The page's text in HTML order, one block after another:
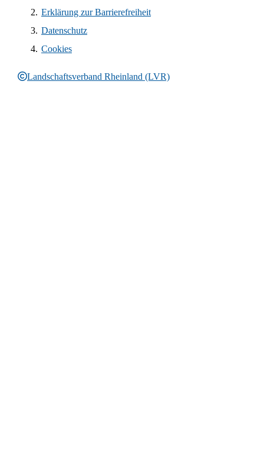
Landschaftsverband Rheinland (LVR)
Erklärung zur Barrierefreiheit
Datenschutz
Cookies